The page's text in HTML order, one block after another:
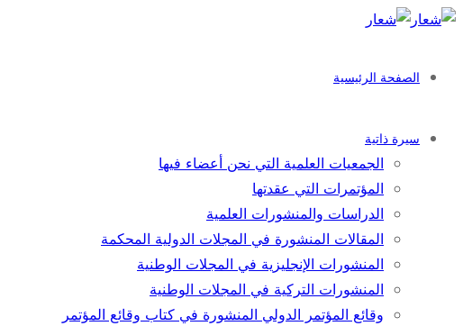
الصفحة الرئيسية
سيرة ذاتية
الجمعيات العلمية التي نحن أعضاء فيها
المؤتمرات التي عقدتها
الدراسات والمنشورات العلمية
المقالات المنشورة في المجلات الدولية المحكمة
المنشورات الإنجليزية في المجلات الوطنية
المنشورات التركية في المجلات الوطنية
وقائع المؤتمر الدولي المنشورة في كتاب وقائع المؤتمر